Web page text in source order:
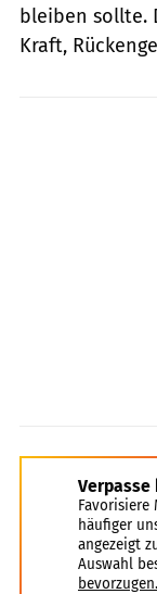
bleiben sollte.
Kraft,
Verpasse
häufiger
angezeigt
Auswahl
bevorzugen.